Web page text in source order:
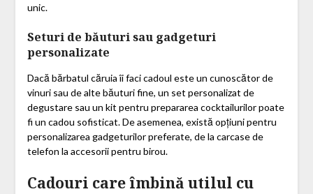
unic.
Seturi de băuturi sau gadgeturi
personalizate
Dacă bărbatul căruia îi faci cadoul este un cunoscător de
vinuri sau de alte băuturi fine, un set personalizat de
degustare sau un kit pentru prepararea cocktailurilor poate
fi un cadou sofisticat. De asemenea, există opțiuni pentru
personalizarea gadgeturilor preferate, de la carcase de
telefon la accesorii pentru birou.
Cadouri care îmbină utilul cu